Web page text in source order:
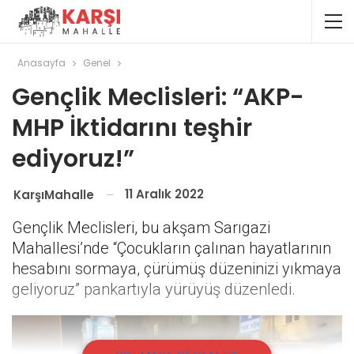
Anasayfa Genel
Gençlik Meclisleri: “AKP-
MHP İktidarını teşhir
ediyoruz!”
KarşıMahalle 11 Aralık 2022
Gençlik Meclisleri, bu akşam Sarıgazi
Mahallesi’nde “Çocukların çalınan hayatlarının
hesabını sormaya, çürümüş düzeninizi yıkmaya
geliyoruz” pankartıyla yürüyüş düzenledi.